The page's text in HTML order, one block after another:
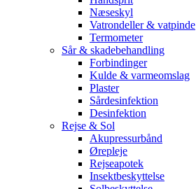
Næseskyl
Vatrondeller & vatpinde
Termometer
Sår & skadebehandling
Forbindinger
Kulde & varmeomslag
Plaster
Sårdesinfektion
Desinfektion
Rejse & Sol
Akupressurbånd
Ørepleje
Rejseapotek
Insektbeskyttelse